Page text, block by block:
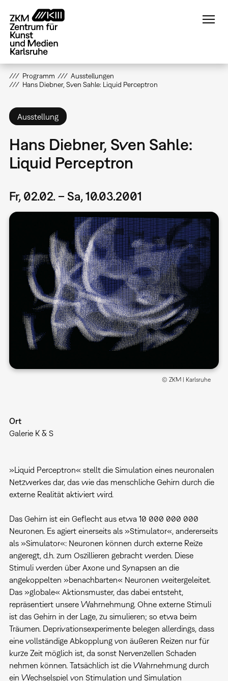
zum
Inhalt
Programm
Ausstellungen
Hans Diebner, Sven Sahle: Liquid Perceptron
Ausstellung
Hans Diebner, Sven Sahle:
Liquid Perceptron
Fr, 02.02. – Sa, 10.03.2001
© ZKM | Karlsruhe
Ort
Galerie K & S
»Liquid Perceptron« stellt die Simulation eines neuronalen
Netzwerkes dar, das wie das menschliche Gehirn durch die
externe Realität aktiviert wird.
Das Gehirn ist ein Geflecht aus etwa 10 000 000 000
Neuronen. Es agiert einerseits als »Stimulator«, andererseits
als »Simulator«: Neuronen können durch externe Reize
angeregt, d.h. zum Oszillieren gebracht werden. Diese
Stimuli werden über Axone und Synapsen an die
angekoppelten »benachbarten« Neuronen weitergeleitet.
Das »globale« Aktionsmuster, das dabei entsteht,
repräsentiert unsere Wahrnehmung. Ohne externe Stimuli
ist das Gehirn in der Lage, zu simulieren; so etwa beim
Träumen. Deprivationsexperimente belegen allerdings, dass
eine vollständige Abkopplung von äußeren Reizen nur für
kurze Zeit möglich ist, da sonst Nervenzellen Schaden
nehmen können. Tatsächlich ist die Wahrnehmung durch
ein Wechselspiel von Stimulation und Simulation